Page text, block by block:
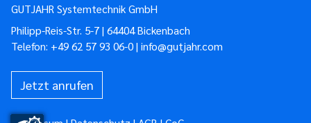
GUTJAHR Systemtechnik GmbH
Philipp-Reis-Str. 5-7 | 64404 Bickenbach
Telefon: +49 62 57 93 06-0 | info@gutjahr.com
Jetzt anrufen